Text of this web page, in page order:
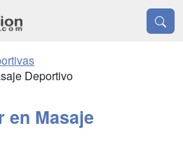
Deportivo
en Masaje